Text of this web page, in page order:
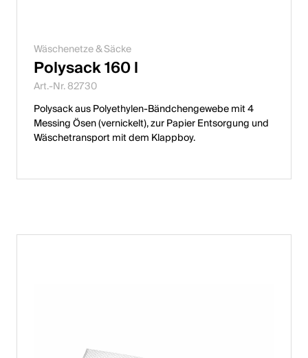
Wäschenetze & Säcke
Polysack 160 l
Art.-Nr. 82730
Polysack aus Polyethylen-Bändchengewebe mit 4
Messing Ösen (vernickelt), zur Papier Entsorgung und
Wäschetransport mit dem Klappboy.